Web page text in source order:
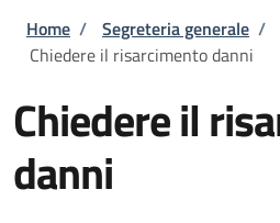
Briciole di pane
Home / Segreteria generale /
Chiedere il risarcimento danni
Chiedere il
danni